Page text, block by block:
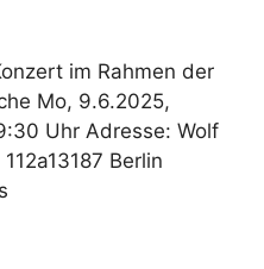
im Rahmen der
Mo, 9.6.2025,
Uhr Adresse: Wolf
Berlin